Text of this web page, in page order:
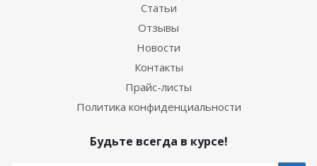
Статьи
Отзывы
Новости
Контакты
Прайс-листы
Политика конфиденциальности
Будьте всегда в курсе!